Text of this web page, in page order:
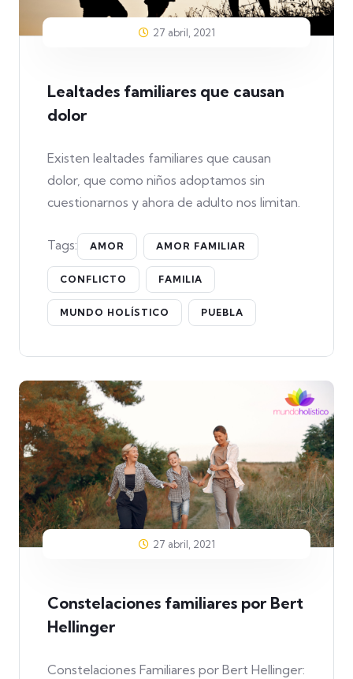
27 abril, 2021
Lealtades familiares que causan
dolor
Existen lealtades familiares que causan
dolor, que como niños adoptamos sin
cuestionarnos y ahora de adulto nos limitan.
Tags: AMOR AMOR FAMILIAR
CONFLICTO FAMILIA
MUNDO HOLÍSTICO PUEBLA
27 abril, 2021
Constelaciones familiares por Bert
Hellinger
Constelaciones Familiares por Bert Hellinger: